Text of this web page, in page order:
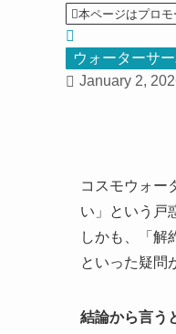
本ページはプロ
ウォーターサ
January 2,
コスモウォー
い」という戸
しかも、「解
といった疑問
結論から言う